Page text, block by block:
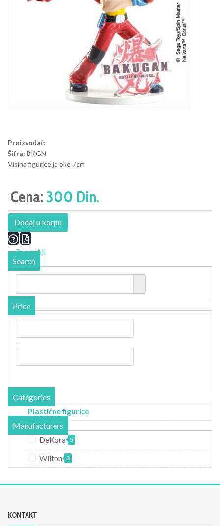
Proizvođač:
Šifra: BKGN
Visina figurice je oko 7cm
Cena:300 Din.
Dodaj u korpu
Reset All
Search
Price
-
Categories
Plastične figurice
Manufacturers
DeKora
5
Wilton 3
KONTAKT